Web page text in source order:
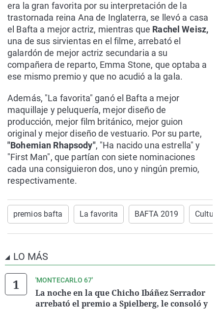
era la gran favorita por su interpretación de la
trastornada reina Ana de Inglaterra, se llevó a casa
el Bafta a mejor actriz, mientras que Rachel Weisz,
una de sus sirvientas en el filme, arrebató el
galardón de mejor actriz secundaria a su
compañera de reparto, Emma Stone, que optaba a
ese mismo premio y que no acudió a la gala.
Además, "La favorita" ganó el Bafta a mejor
maquillaje y peluquería, mejor diseño de
producción, mejor film británico, mejor guion
original y mejor diseño de vestuario. Por su parte,
"Bohemian Rhapsody", "Ha nacido una estrella" y
"First Man", que partían con siete nominaciones
cada una consiguieron dos, uno y ningún premio,
respectivamente.
premios bafta La favorita BAFTA 2019 Cultura
LO MÁS
'MONTECARLO 67'
La noche en la que Chicho Ibáñez Serrador
arrebató el premio a Spielberg, le consoló y